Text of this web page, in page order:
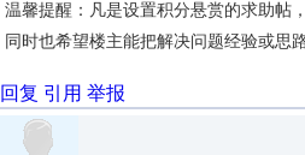
温馨提醒：凡是设置积分悬赏的求助帖
同时也希望楼主能把解决问题经验或思
回复 引用 举报